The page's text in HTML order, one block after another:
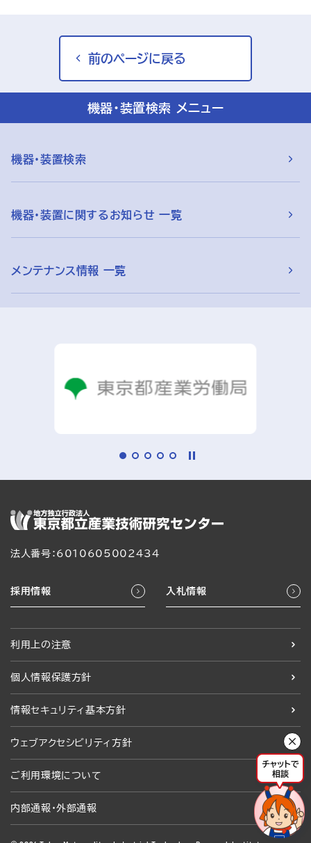
前のページに戻る
機器・装置検索 メニュー
機器・装置検索
機器・装置に関するお知らせ 一覧
メンテナンス情報 一覧
法人番号：6010605002434
採用情報 入札情報
利用上の注意
個人情報保護方針
情報セキュリティ基本方針
ウェブアクセシビリティ方針
ご利用環境について
内部通報・外部通報